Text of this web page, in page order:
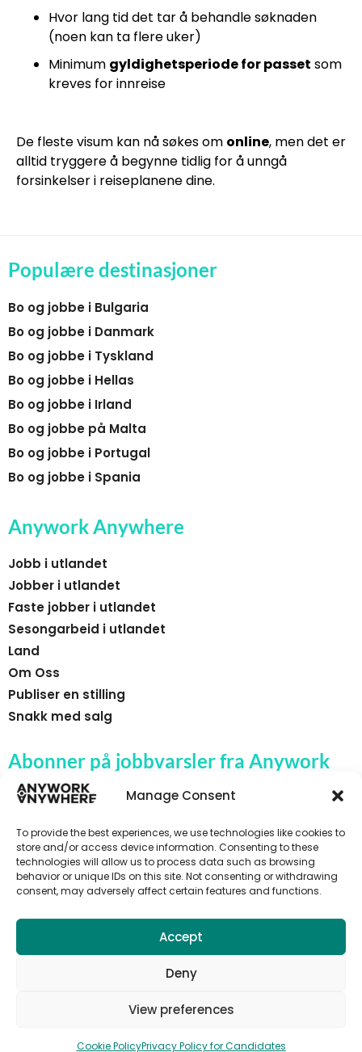
Manage Consent
To provide the best experiences, we use technologies like cookies to
store and/or access device information. Consenting to these
technologies will allow us to process data such as browsing
behavior or unique IDs on this site. Not consenting or withdrawing
consent, may adversely affect certain features and functions.
Accept
Deny
View preferences
Cookie PolicyPrivacy Policy for Candidates
Hvor lang tid det tar å behandle søknaden
(noen kan ta flere uker)
Minimum gyldighetsperiode for passet som
kreves for innreise
De fleste visum kan nå søkes om online, men det er
alltid tryggere å begynne tidlig for å unngå
forsinkelser i reiseplanene dine.
Populære destinasjoner
Bo og jobbe i Bulgaria
Bo og jobbe i Danmark
Bo og jobbe i Tyskland
Bo og jobbe i Hellas
Bo og jobbe i Irland
Bo og jobbe på Malta
Bo og jobbe i Portugal
Bo og jobbe i Spania
Anywork Anywhere
Jobb i utlandet
Jobber i utlandet
Faste jobber i utlandet
Sesongarbeid i utlandet
Land
Om Oss
Publiser en stilling
Snakk med salg
Abonner på jobbvarsler fra Anywork
Anywhere
🌞 MOTTA JOBBVARSLER